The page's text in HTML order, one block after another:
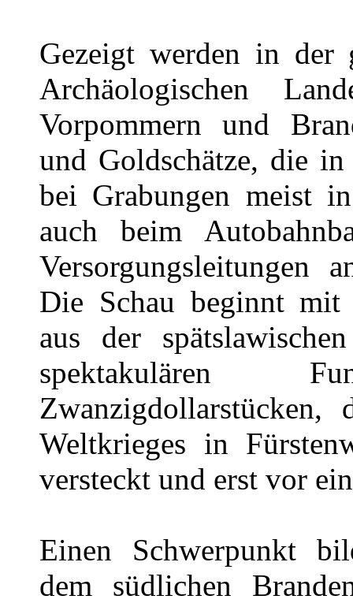
Gezeigt werden in der
Archäologischen
Vorpommern und
und Goldschätze, die in
bei Grabungen meist
auch beim
Versorgungsleitungen
Die Schau beginnt mit
aus der
spektakulären
Weltkrieges in
versteckt und erst vor
Einen Schwerpunkt
dem südlichen